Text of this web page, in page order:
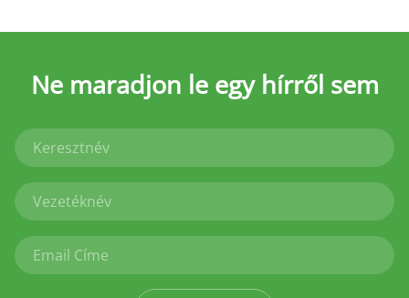
Ne maradjon le egy hírről sem